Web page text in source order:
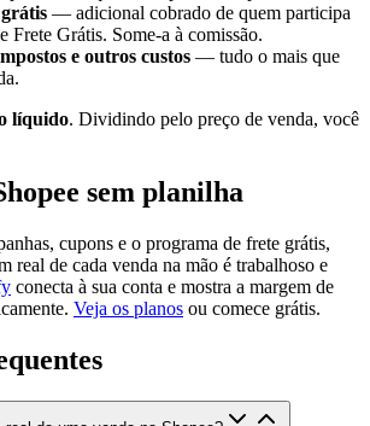
— adicional cobrado de quem participa
Frete Grátis. Some-a à comissão.
e outros custos — tudo o mais que
líquido. Dividindo pelo preço de venda, você
sem planilha
cupons e o programa de frete grátis,
real de cada venda na mão é trabalhoso e
conecta à sua conta e mostra a margem de
Veja os planos ou comece grátis.